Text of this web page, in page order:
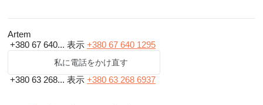
Artem
+380 67 640... 表示 +380 67 640 1295
私に電話をかけ直す
+380 63 268... 表示 +380 63 268 6937